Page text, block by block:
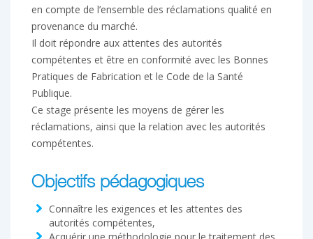
en compte de l’ensemble des réclamations qualité en
provenance du marché.
Il doit répondre aux attentes des autorités
compétentes et être en conformité avec les Bonnes
Pratiques de Fabrication et le Code de la Santé
Publique.
Ce stage présente les moyens de gérer les
réclamations, ainsi que la relation avec les autorités
compétentes.
Objectifs pédagogiques
Connaître les exigences et les attentes des
autorités compétentes,